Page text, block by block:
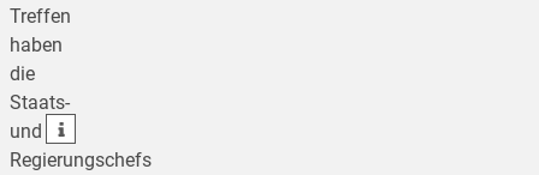
Treffen
haben
die
Staats-
und
Regierungschefs
teilen
teilen